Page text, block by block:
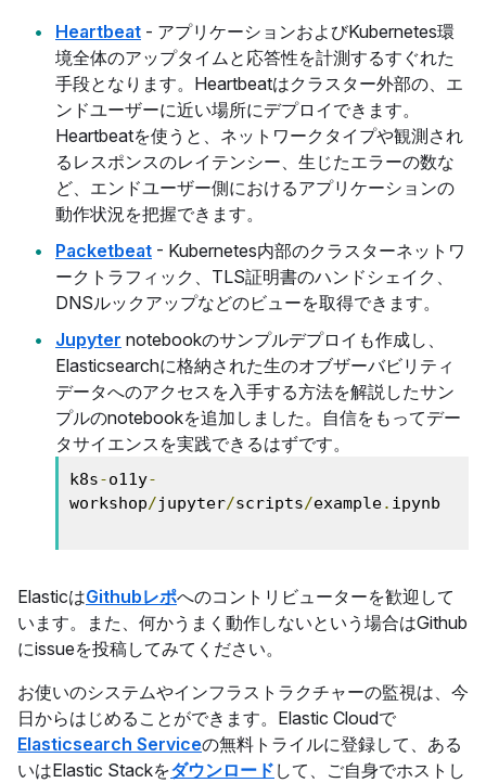
Heartbeat - アプリケーションおよびKubernetes環
境全体のアップタイムと応答性を計測するすぐれた
手段となります。Heartbeatはクラスター外部の、エ
ンドユーザーに近い場所にデプロイできます。
Heartbeatを使うと、ネットワークタイプや観測され
るレスポンスのレイテンシー、生じたエラーの数な
ど、エンドユーザー側におけるアプリケーションの
動作状況を把握できます。
Packetbeat - Kubernetes内部のクラスターネットワ
ークトラフィック、TLS証明書のハンドシェイク、
DNSルックアップなどのビューを取得できます。
Jupyter notebookのサンプルデプロイも作成し、
Elasticsearchに格納された生のオブザーバビリティ
データへのアクセスを入手する方法を解説したサン
プルのnotebookを追加しました。自信をもってデー
タサイエンスを実践できるはずです。
k8s-o11y-
workshop/jupyter/scripts/example. ipynb
ElasticはGithubレポへのコントリビューターを歓迎して
います。また、何かうまく動作しないという場合はGithub
にissueを投稿してみてください。
お使いのシステムやインフラストラクチャーの監視は、今
日からはじめることができます。Elastic Cloudで
Elasticsearch Serviceの無料トライルに登録して、ある
いはElastic Stackをダウンロード して、ご自身でホストし